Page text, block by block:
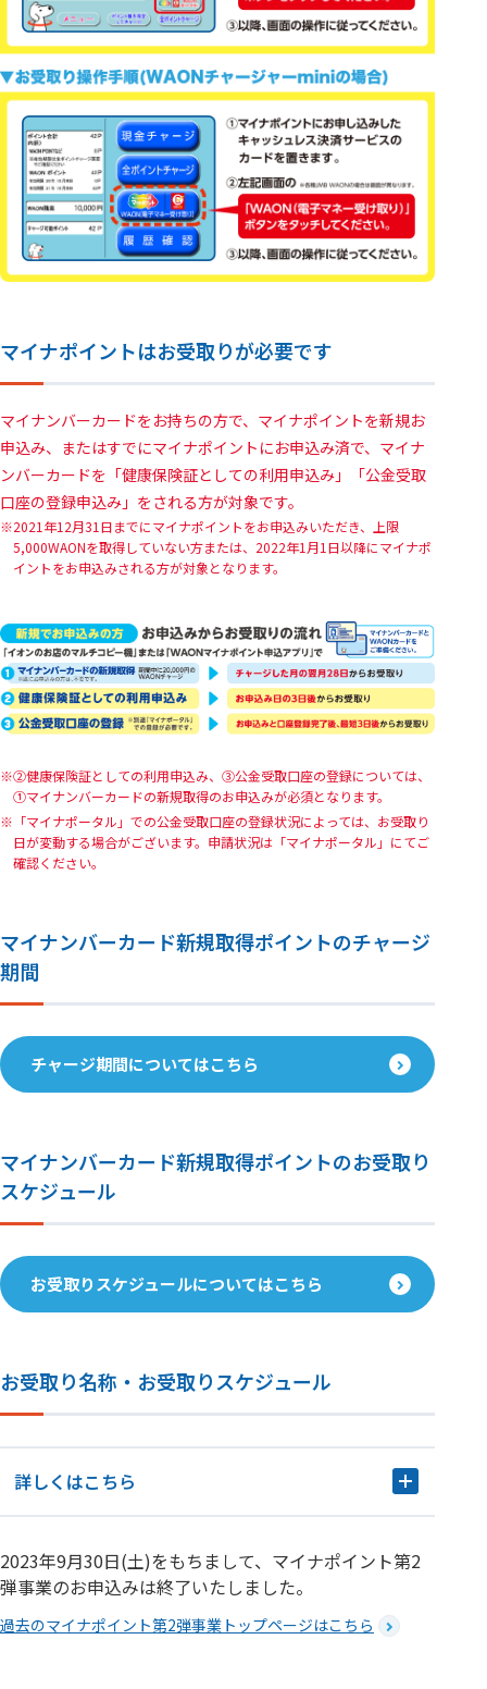
マイナポイントはお受取りが必要です
マイナンバーカードをお持ちの方で、マイナポイントを新規お
申込み、またはすでにマイナポイントにお申込み済で、マイナ
ンバーカードを「健康保険証としての利用申込み」「公金受取
口座の登録申込み」をされる方が対象です。
2021年12月31日までにマイナポイントをお申込みいただき、上限
5,000WAONを取得していない方または、2022年1月1日以降にマイナポ
イントをお申込みされる方が対象となります。
②健康保険証としての利用申込み、③公金受取口座の登録については、
①マイナンバーカードの新規取得のお申込みが必須となります。
「マイナポータル」での公金受取口座の登録状況によっては、お受取り
日が変動する場合がございます。申請状況は「マイナポータル」にてご
確認ください。
マイナンバーカード新規取得ポイントのチャージ
期間
チャージ期間についてはこちら
マイナンバーカード新規取得ポイントのお受取り
スケジュール
お受取りスケジュールについてはこちら
お受取り名称・お受取りスケジュール
詳しくはこちら
2023年9月30日(土)をもちまして、マイナポイント第2
弾事業のお申込みは終了いたしました。
過去のマイナポイント第2弾事業トップページはこちら